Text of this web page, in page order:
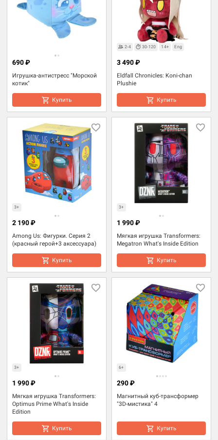
Игрушка-антистресс "Морской
котик"
690 ₽
Купить
2-4 30-120 14+ Eng
Eldfall Chronicles: Koni-chan
Plushie
3 490 ₽
Купить
3+
Among Us: Фигурки. Серия 2
(красный герой+3 аксессуара)
2 190 ₽
Купить
3+
Мягкая игрушка Transformers:
Megatron What's Inside Edition
1 990 ₽
Купить
3+
Мягкая игрушка Transformers:
Optimus Prime What's Inside
Edition
1 990 ₽
Купить
6+
Магнитный куб-трансформер
"3D-мистика" 4
290 ₽
Купить